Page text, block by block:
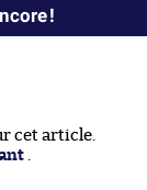
!
cet article.